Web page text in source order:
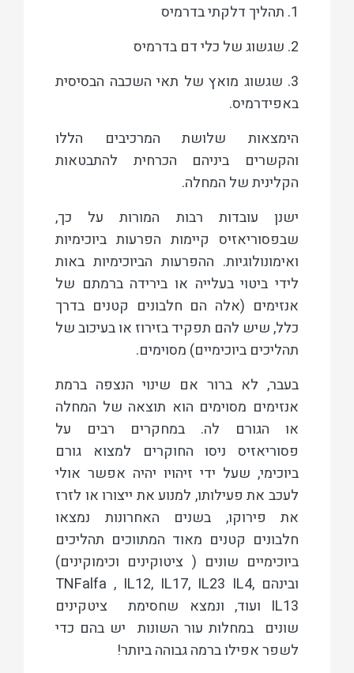
1. תהליך דלקתי בדרמיס
2. שגשוג של כלי דם בדרמיס
3. שגשוג מואץ של תאי השכבה הבסיסית
באפידרמיס.
הימצאות שלושת המרכיבים הללו
והקשרים ביניהם הכרחית להתבטאות
הקלינית של המחלה.
ישנן עובדות רבות המורות על כך,
שבפסוריאזיס קיימות הפרעות ביוכימיות
ואימונולוגיות. ההפרעות הביוכימיות באות
לידי ביטוי בעלייה או בירידה ברמתם של
אנזימים (אלה הם חלבונים קטנים בדרך
כלל, שיש להם תפקיד בזירוז או בעיכוב של
תהליכים ביוכימיים) מסוימים.
בעבר, לא ברור אם שינוי הנצפה ברמת
אנזימים מסוימים הוא תוצאה של המחלה
או הגורם לה. במחקרים רבים על
פסוריאזיס ניסו החוקרים למצוא גורם
ביוכימי, שעל ידי זיהויו יהיה אפשר אולי
לעכב את פעילותו, למנוע את ייצורו או לזרז
את פירוקו, בשנים האחרונות נמצאו
חלבונים קטנים מאוד המתווכים תהליכים
ביוכימיים שונים ( ציטוקינים וכימוקינים)
ובינהם TNFalfa , IL12, IL17, IL23 IL4,
IL13 ועוד, ונמצא שחסימת ציטקינים
שונים במחלות עור השונות יש בהם כדי
לשפר אפילו ברמה גבוהה ביותר!